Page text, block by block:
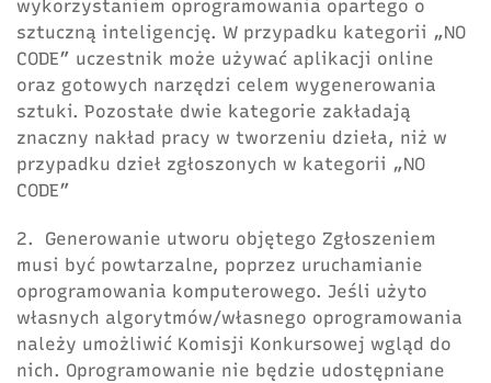
wykorzystaniem oprogramowania opartego o
sztuczną inteligencję. W przypadku kategorii „NO
CODE” uczestnik może używać aplikacji online
oraz gotowych narzędzi celem wygenerowania
sztuki. Pozostałe dwie kategorie zakładają
znaczny nakład pracy w tworzeniu dzieła, niż w
przypadku dzieł zgłoszonych w kategorii „NO
CODE”
2. Generowanie utworu objętego Zgłoszeniem
musi być powtarzalne, poprzez uruchamianie
oprogramowania komputerowego. Jeśli użyto
własnych algorytmów/własnego oprogramowania
należy umożliwić Komisji Konkursowej wgląd do
nich. Oprogramowanie nie będzie udostępniane